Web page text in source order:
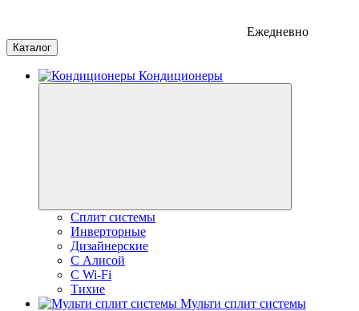
Ежедневно
Каталог
Кондиционеры
Сплит системы
Инверторные
Дизайнерские
С Алисой
C Wi-Fi
Тихие
Мульти сплит системы